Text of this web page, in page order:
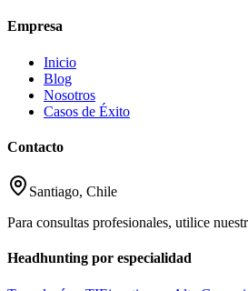
Empresa
Inicio
Blog
Nosotros
Casos de Éxito
Contacto
Santiago, Chile
Para consultas profesionales, utilice
Headhunting por especialidad